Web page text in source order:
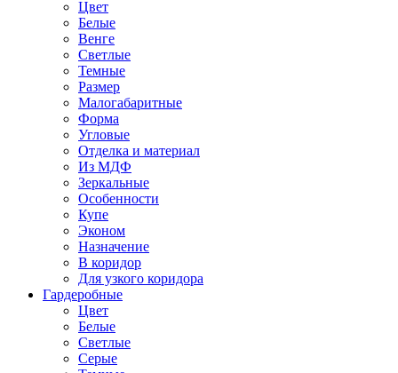
Цвет
Белые
Венге
Светлые
Темные
Размер
Малогабаритные
Форма
Угловые
Отделка и материал
Из МДФ
Зеркальные
Особенности
Купе
Эконом
Назначение
В коридор
Для узкого коридора
Гардеробные
Цвет
Белые
Светлые
Серые